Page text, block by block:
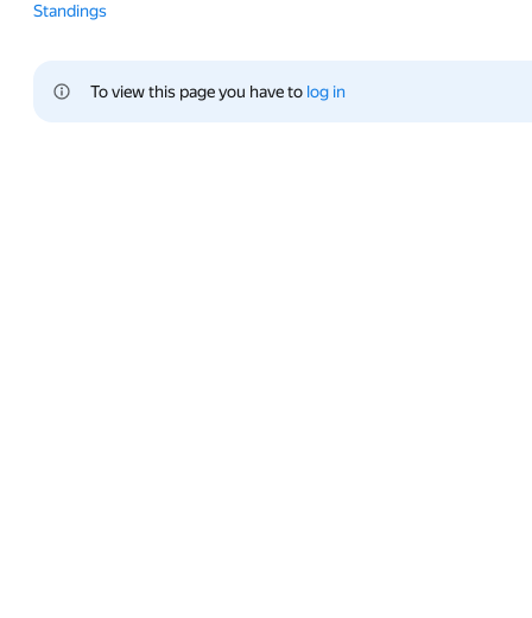
Standings
To view this page you have to log in